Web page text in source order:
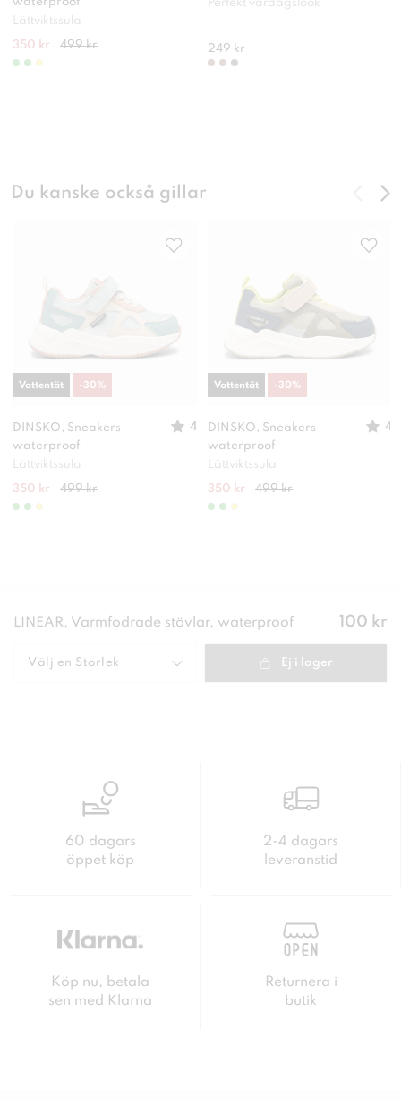
waterproof
Lättviktssula
350 kr 499 kr
Perfekt vardagslook
249 kr
Du kanske också gillar
DINSKO, Sneakers
waterproof
4
Lättviktssula
350 kr 499 kr
Vattentät -30%
DINSKO, Sneakers
waterproof
4
Lättviktssula
350 kr 499 kr
Vattentät -30%
LINEAR, Varmfodrade stövlar, waterproof Pris:
100 kr
Välj en Storlek Ej i lager
60 dagars
öppet köp
2-4 dagars
leveranstid
Köp nu, betala
sen med Klarna
Returnera i
butik